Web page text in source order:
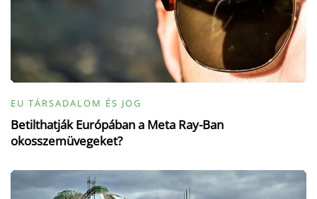
EU TÁRSADALOM ÉS JOG
Betilthatják Európában a Meta Ray-Ban
okosszemüvegeket?